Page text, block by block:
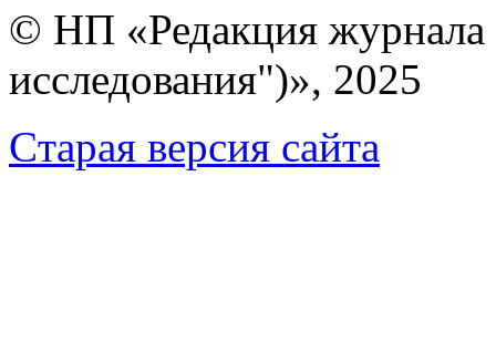
© НП «Редакция
исследования")», 2025
Cтарая версия сайта